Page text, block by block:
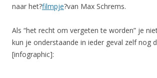
naar het?filmpje?van Max Schrems.
Als “het recht om vergeten te worden” je
kun je onderstaande in ieder geval zelf nog
[infographic]: